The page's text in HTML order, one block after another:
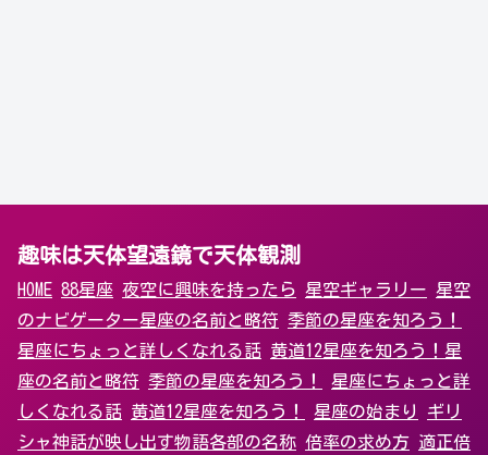
趣味は天体望遠鏡で天体観測
HOME 88星座 夜空に興味を持ったら 星空ギャラリー 星空
のナビゲーター星座の名前と略符 季節の星座を知ろう！
星座にちょっと詳しくなれる話 黄道12星座を知ろう！ 星
座の名前と略符 季節の星座を知ろう！
星座にちょっと詳
しくなれる話 黄道12星座を知ろう！ 星座の始まり
ギリ
シャ神話が映し出す物語各部の名称 倍率の求め方 適正倍